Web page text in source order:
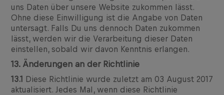
uns Daten über unsere Website zukommen lässt.
Ohne diese Einwilligung ist die Angabe von Daten
untersagt. Falls Du uns dennoch Daten zukommen
lässt, werden wir die Verarbeitung dieser Daten
einstellen, sobald wir davon Kenntnis erlangen.
13. Änderungen an der Richtlinie
13.1 Diese Richtlinie wurde zuletzt am 03 August 2017
aktualisiert. Jedes Mal, wenn diese Richtlinie